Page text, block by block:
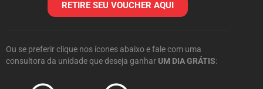
RETIRE SEU VOUCHER AQUI
Ou se preferir clique nos ícones abaixo e fale com uma
consultora da unidade que deseja ganhar UM DIA GRÁTIS: